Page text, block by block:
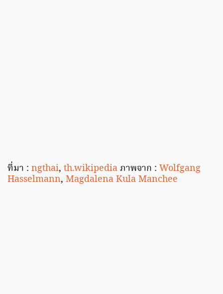
ที่มา : ngthai, th.wikipediaภาพจาก : Wolfgang
Hasselmann, Magdalena Kula Manchee